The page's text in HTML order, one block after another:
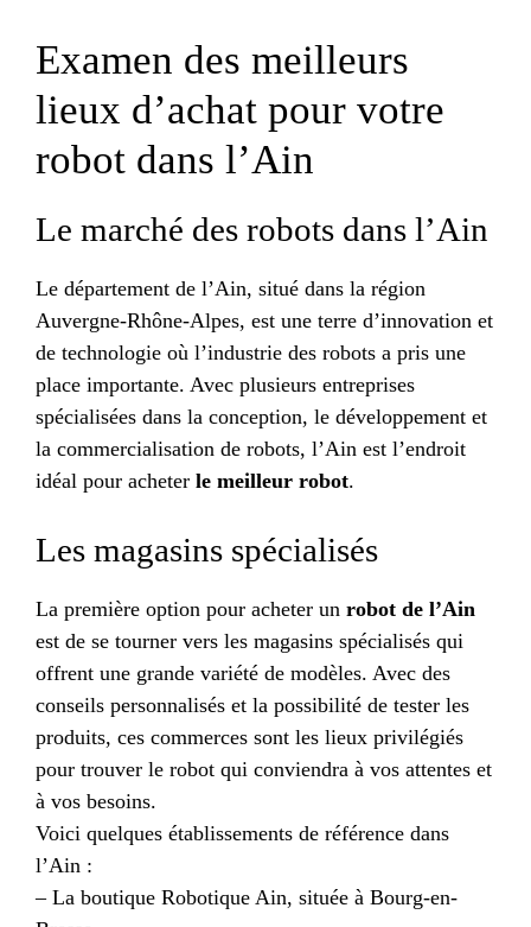
Examen des meilleurs
lieux d’achat pour votre
robot dans l’Ain
Le marché des robots dans l’Ain
Le département de l’Ain, situé dans la région
Auvergne-Rhône-Alpes, est une terre d’innovation et
de technologie où l’industrie des robots a pris une
place importante. Avec plusieurs entreprises
spécialisées dans la conception, le développement et
la commercialisation de robots, l’Ain est l’endroit
idéal pour acheter le meilleur robot.
Les magasins spécialisés
La première option pour acheter un robot de l’Ain
est de se tourner vers les magasins spécialisés qui
offrent une grande variété de modèles. Avec des
conseils personnalisés et la possibilité de tester les
produits, ces commerces sont les lieux privilégiés
pour trouver le robot qui conviendra à vos attentes et
à vos besoins.
Voici quelques établissements de référence dans
l’Ain :
– La boutique Robotique Ain, située à Bourg-en-